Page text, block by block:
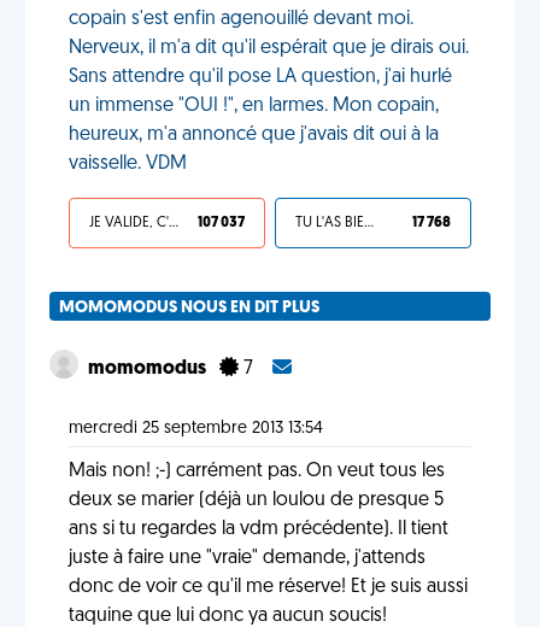
copain s'est enfin agenouillé devant moi.
Nerveux, il m'a dit qu'il espérait que je dirais oui.
Sans attendre qu'il pose LA question, j'ai hurlé
un immense "OUI !", en larmes. Mon copain,
heureux, m'a annoncé que j'avais dit oui à la
vaisselle. VDM
JE VALIDE, C'EST UNE VDM 107 037 TU L'AS BIEN MÉRITÉ 17 768
MOMOMODUS NOUS EN DIT PLUS
momomodus 7
mercredi 25 septembre 2013 13:54
Mais non! ;-) carrément pas. On veut tous les
deux se marier (déjà un loulou de presque 5
ans si tu regardes la vdm précédente). Il tient
juste à faire une "vraie" demande, j'attends
donc de voir ce qu'il me réserve! Et je suis aussi
taquine que lui donc ya aucun soucis!